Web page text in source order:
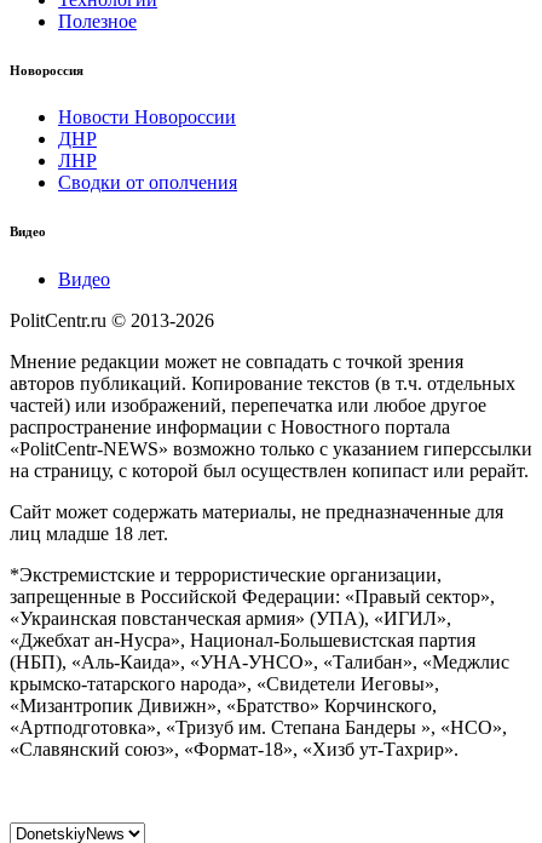
Полезное
Новороссия
Новости Новороссии
ДНР
ЛНР
Сводки от ополчения
Видео
Видео
PolitCentr.ru © 2013-2026
Мнение редакции может не совпадать с точкой зрения
авторов публикаций. Копирование текстов (в т.ч. отдельных
частей) или изображений, перепечатка или любое другое
распространение информации с Новостного портала
«PolitCentr-NEWS» возможно только с указанием гиперссылки
на страницу, с которой был осуществлен копипаст или рерайт.
Сайт может содержать материалы, не предназначенные для
лиц младше 18 лет.
*Экстремистские и террористические организации,
запрещенные в Российской Федерации: «Правый сектор»,
«Украинская повстанческая армия» (УПА), «ИГИЛ»,
«Джебхат ан-Нусра», Национал-Большевистская партия
(НБП), «Аль-Каида», «УНА-УНСО», «Талибан», «Меджлис
крымско-татарского народа», «Свидетели Иеговы»,
«Мизантропик Дивижн», «Братство» Корчинского,
«Артподготовка», «Тризуб им. Степана Бандеры », «НСО»,
«Славянский союз», «Формат-18», «Хизб ут-Тахрир».